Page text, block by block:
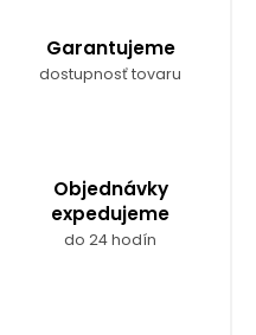
Garantujeme
dostupnosť tovaru
Objednávky
expedujeme
do 24 hodín